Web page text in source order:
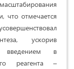
что отмечается
ускорив
введением в
реагента –